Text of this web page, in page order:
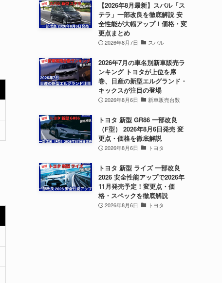
【2026年8月最新】スバル「ス
テラ」一部改良を徹底解説 安
全性能が大幅アップ！価格・変
更点まとめ
2026年8月7日 スバル
2026年7月の車名別新車販売ラ
ンキング トヨタが上位を席
巻、日産の新型エルグランド・
キックスが注目の登場
2026年8月6日 新車販売台数
トヨタ 新型 GR86 一部改良
（F型） 2026年8月6日発売 変
更点・価格を徹底解説
2026年8月6日 トヨタ
トヨタ 新型 ライズ 一部改良
2026 安全性能アップで2026年
11月発売予定！変更点・価
格・スペックを徹底解説
2026年8月6日 トヨタ